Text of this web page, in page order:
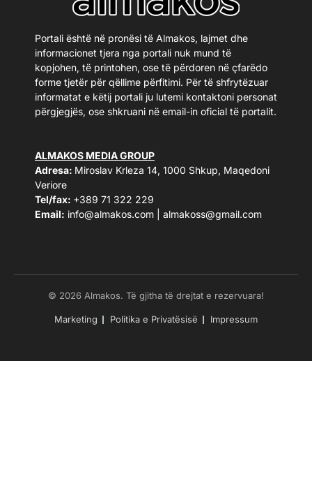
Portali është në pronësi të Almakos, lajmet dhe
informacionet tjera nga portali nuk mund të
kopjohen, të printohen, ose të përdoren në çfarëdo
forme tjetër për qëllime përfitimi. Për të shfrytëzuar
informatat e këtij portali ju lutemi kontaktoni personat
përgjegjës, ose shkruani në email-in oficial të portalit.
ALMAKOS MEDIA GROUP
Adresa: Miroslav Krleza 14, 1000 Shkup, Maqedoni
Veriore
Tel/fax: +389 71 322 229
Email: info@almakos.com almakoss@gmail.com
© 2026 Almakos. Të gjitha të drejtat e rezervuara!
Marketing Politika e Privatësisë Impressum